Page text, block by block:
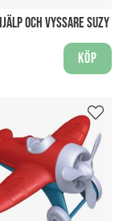
OCH VYSSARE SUZY
Köp